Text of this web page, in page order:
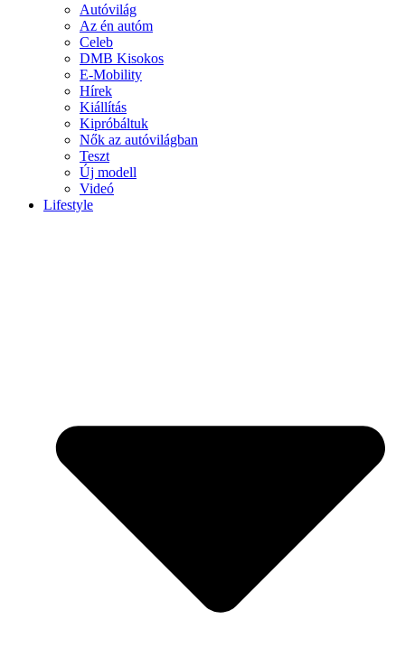
Autóvilág
Az én autóm
Celeb
DMB Kisokos
E-Mobility
Hírek
Kiállítás
Kipróbáltuk
Nők az autóvilágban
Teszt
Új modell
Videó
Lifestyle